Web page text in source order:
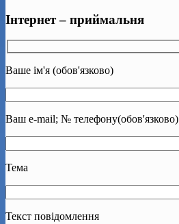
Інтернет – приймальня
Ваше ім'я (обов'язково)
Ваш e-mail; № телефону(обов'язково)
Тема
Текст повідомлення